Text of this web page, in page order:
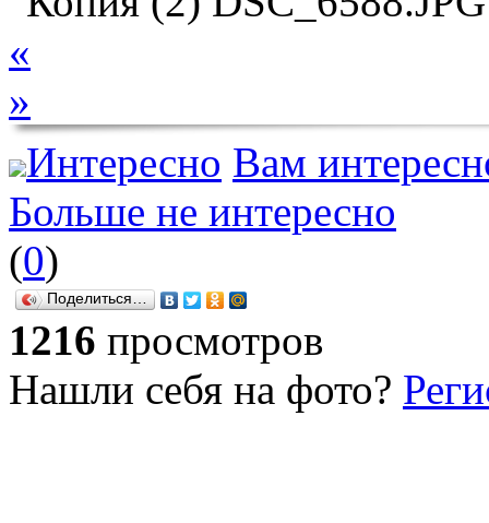
«
»
Интересно Вам
Больше не интересно
(0)
Поделиться…
1216 просмотров
Нашли себя на фото?